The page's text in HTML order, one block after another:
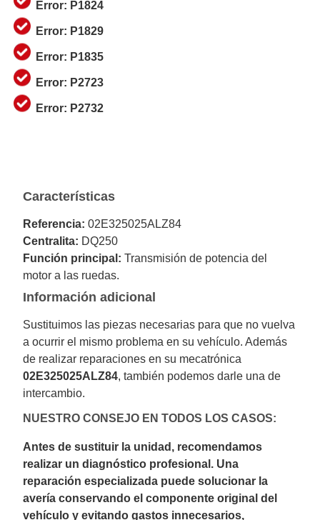
Error: P1824
Error: P1829
Error: P1835
Error: P2723
Error: P2732
Características
Referencia: 02E325025ALZ84
Centralita: DQ250
Función principal: Transmisión de potencia del
motor a las ruedas.
Información adicional
Sustituimos las piezas necesarias para que no vuelva
a ocurrir el mismo problema en su vehículo. Además
de realizar reparaciones en su mecatrónica
02E325025ALZ84, también podemos darle una de
intercambio.
NUESTRO CONSEJO EN TODOS LOS CASOS:
Antes de sustituir la unidad, recomendamos
realizar un diagnóstico profesional. Una
reparación especializada puede solucionar la
avería conservando el componente original del
vehículo y evitando gastos innecesarios,